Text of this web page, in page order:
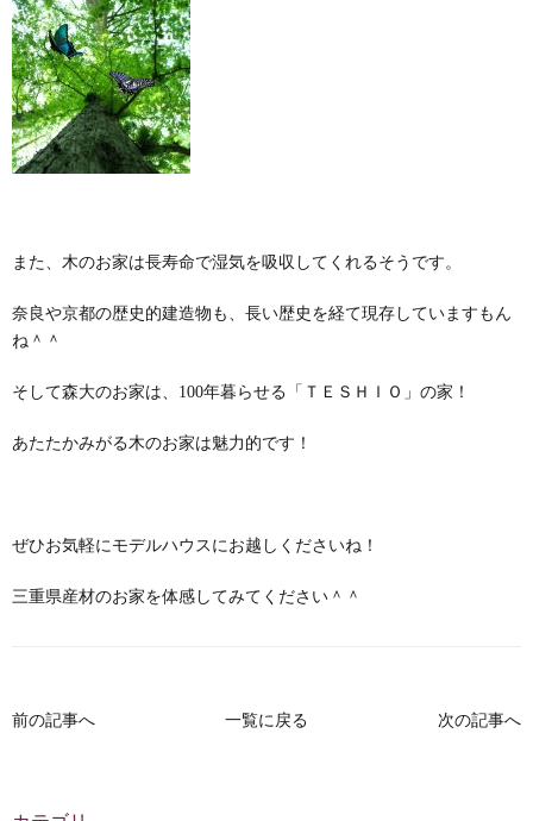
また、木のお家は長寿命で湿気を吸収してくれるそうです。
奈良や京都の歴史的建造物も、長い歴史を経て現存していますもん
ね＾＾
そして森大のお家は、100年暮らせる「ＴＥＳＨＩＯ」の家！
あたたかみがる木のお家は魅力的です！
ぜひお気軽にモデルハウスにお越しくださいね！
三重県産材のお家を体感してみてください＾＾
前の記事へ 一覧に戻る 次の記事へ